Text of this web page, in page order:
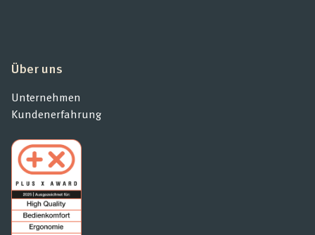
Über uns
Unternehmen
Kundenerfahrung